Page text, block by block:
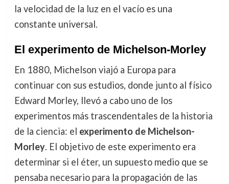
la velocidad de la luz en el vacío es una
constante universal.
El experimento de Michelson-Morley
En 1880, Michelson viajó a Europa para
continuar con sus estudios, donde junto al físico
Edward Morley, llevó a cabo uno de los
experimentos más trascendentales de la historia
de la ciencia: el experimento de Michelson-
Morley. El objetivo de este experimento era
determinar si el éter, un supuesto medio que se
pensaba necesario para la propagación de las